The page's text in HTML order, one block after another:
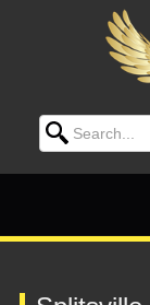
Search for: